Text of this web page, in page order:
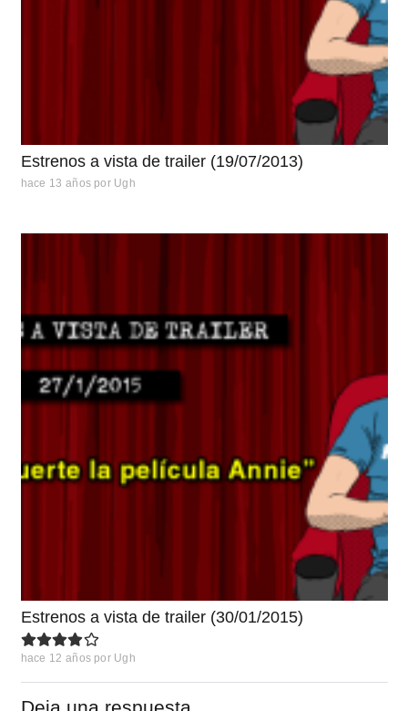
Estrenos a vista de trailer (19/07/2013)
hace 13 años por Ugh
Estrenos a vista de trailer (30/01/2015)
hace 12 años por Ugh
Deja una respuesta